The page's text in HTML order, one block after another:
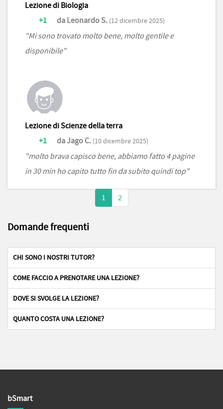
Lezione di Biologia
+1
da Leonardo S. (12 dicembre 2025)
"Mi sono trovato molto bene, molto gentile e
disponibile"
Lezione di Scienze della terra
+1
da Jago C. (10 dicembre 2025)
"molto brava capisco bene, abbiamo fatto 4 pagine
in 30 min ho capito tutto fin da subito quindi top"
1 2
Domande frequenti
CHI SONO I NOSTRI TUTOR?
COME FACCIO A PRENOTARE UNA LEZIONE?
DOVE SI SVOLGE LA LEZIONE?
QUANTO COSTA UNA LEZIONE?
bSmart